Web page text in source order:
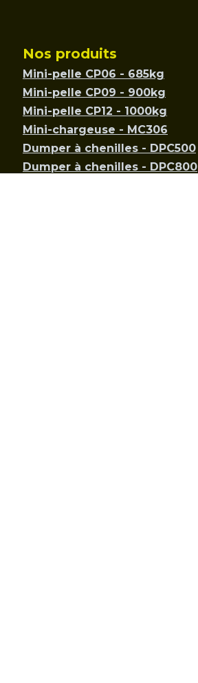
Nos produits
Mini-pelle CP06 - 685kg
Mini-pelle CP09 - 900kg
Mini-pelle CP12 - 1000kg
Mini-chargeuse - MC306
Dumper à chenilles - DPC500
Dumper à chenilles - DPC800